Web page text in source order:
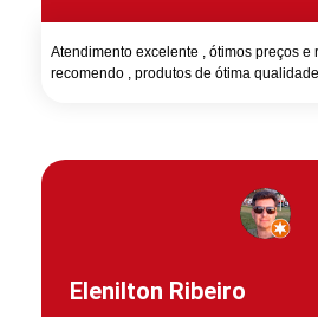
Atendimento excelente , ótimos preços e
recomendo , produtos de ótima
Elenilton Ribeiro